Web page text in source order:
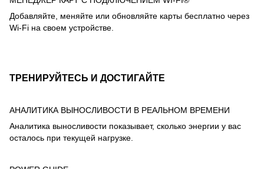
Добавляйте, меняйте или обновляйте карты бесплатно через
Wi-Fi на своем устройстве.
ТРЕНИРУЙТЕСЬ И ДОСТИГАЙТЕ
АНАЛИТИКА ВЫНОСЛИВОСТИ В РЕАЛЬНОМ ВРЕМЕНИ
Аналитика выносливости показывает, сколько энергии у вас
осталось при текущей нагрузке.